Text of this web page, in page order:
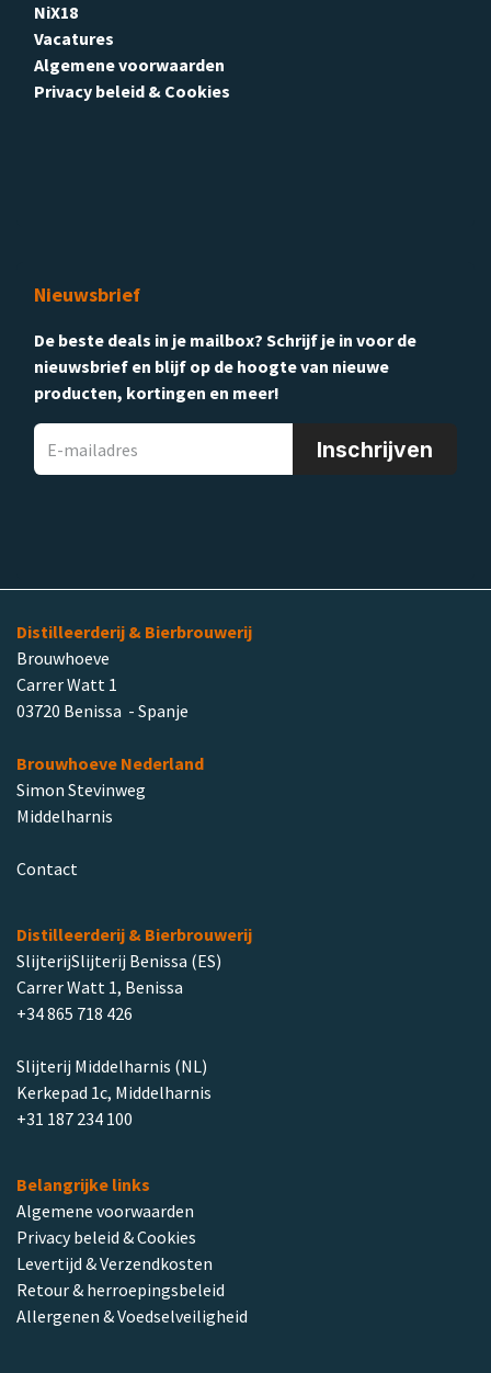
NiX18
Vacatures
Algemene voorwaarden
Privacy beleid & Cookies
Nieuwsbrief
De beste deals in je mailbox? Schrijf je in voor de
nieuwsbrief en blijf op de hoogte van nieuwe
producten, kortingen en meer!
Inschrijven
Distilleerderij & Bierbrouwerij
Brouwhoeve
Carrer Watt 1
03720 Benissa - Spanje
Brouwhoeve Nederland
Simon Stevinweg
Middelharnis
Contact
Distilleerderij & Bierbrouwerij
SlijterijSlijterij Benissa (ES)
Carrer Watt 1, Benissa
+34 865 718 426
Slijterij Middelharnis (NL)
Kerkepad 1c, Middelharnis
+31 187 234 100
Belangrijke links
Algemene voorwaarden
Privacy beleid & Cookies
Levertijd & Verzendkosten
Retour & herroepingsbeleid
Allergenen & Voedselveiligheid